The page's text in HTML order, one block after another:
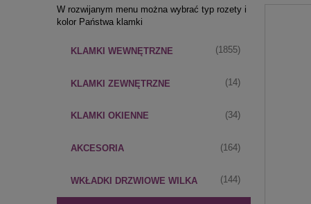
W rozwijanym menu można wybrać typ rozety i
kolor Państwa klamki
KLAMKI WEWNĘTRZNE (1855)
KLAMKI ZEWNĘTRZNE (14)
KLAMKI OKIENNE (34)
AKCESORIA (164)
WKŁADKI DRZWIOWE WILKA (144)